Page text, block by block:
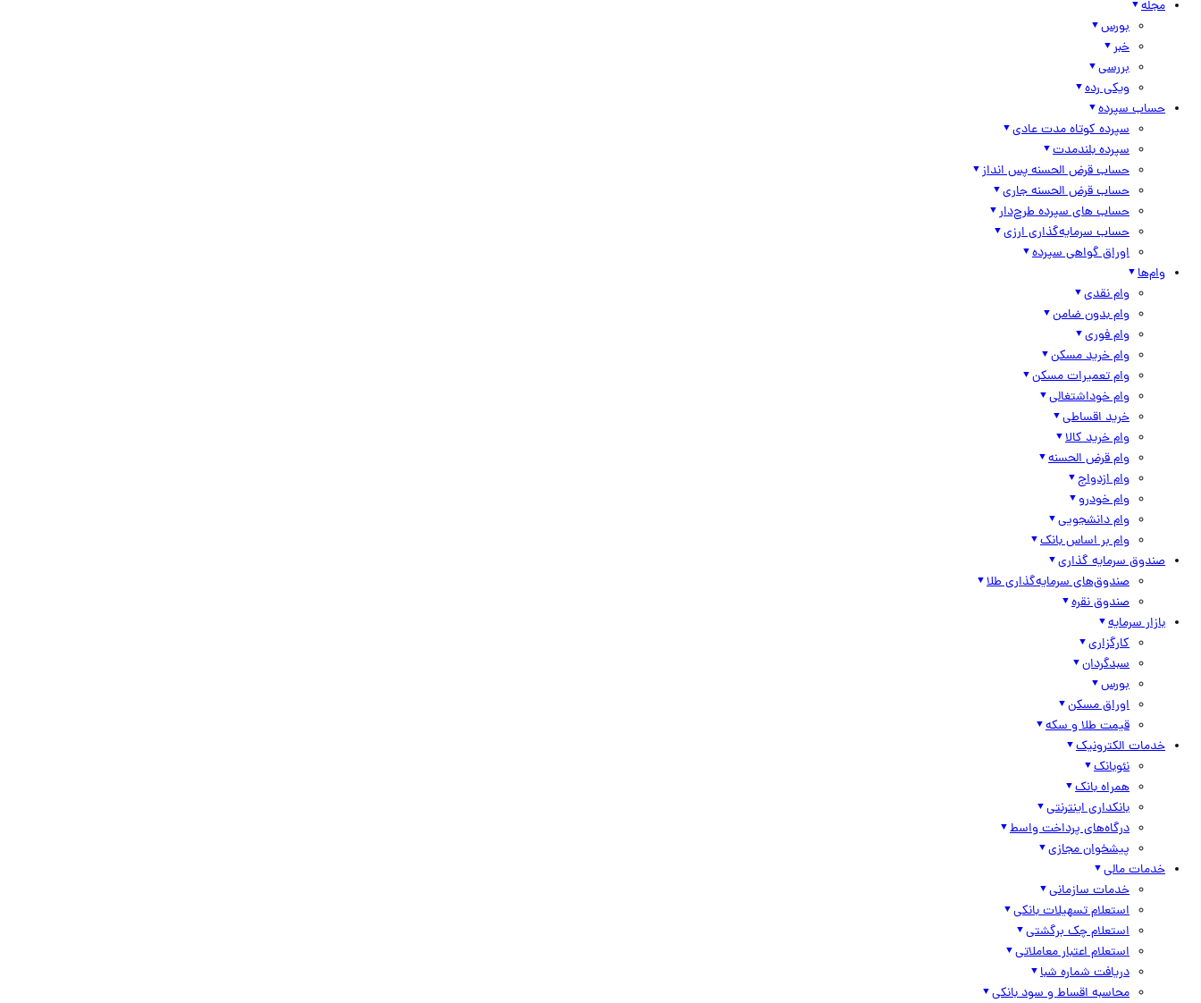
مجله
بورس
خبر
بررسی
ویکی رده
حساب سپرده
سپرده کوتاه مدت عادی
سپرده بلندمدت
حساب قرض الحسنه پس انداز
حساب قرض الحسنه جاری
حساب های سپرده طرح‌دار
حساب سرمایه‌گذاری ارزی
اوراق گواهی سپرده
وام‌ها
وام نقدی
وام بدون ضامن
وام فوری
وام خرید مسکن
وام تعمیرات مسکن
وام خوداشتغالی
خرید اقساطی
وام خرید کالا
وام قرض الحسنه
وام ازدواج
وام خودرو
وام دانشجویی
وام بر اساس بانک
صندوق سرمایه گذاری
صندوق‌های سرمایه‌گذاری طلا
صندوق نقره
بازار سرمایه
کارگزاری
سبدگردان
بورس
اوراق مسکن
قیمت طلا و سکه
خدمات الکترونیک
نئوبانک
همراه بانک
بانکداری اینترنتی
درگاه‌های پرداخت واسط
پیشخوان مجازی
خدمات مالی
خدمات سازمانی
استعلام تسهیلات بانکی
استعلام چک برگشتی
استعلام اعتبار معاملاتی
دریافت شماره شبا
محاسبه اقساط و سود بانکی